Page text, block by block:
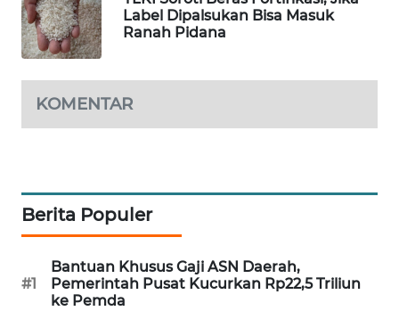
Label Dipalsukan Bisa Masuk
Ranah Pidana
KOMENTAR
Berita Populer
#1
Bantuan Khusus Gaji ASN Daerah,
Pemerintah Pusat Kucurkan Rp22,5 Triliun
ke Pemda
KONSUMEN
FORWAMKI
ALPERKLINAS
TAMBANG
NEWS
SITUNGIR
NEWS